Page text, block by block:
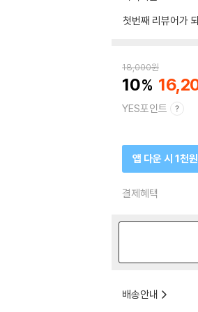
첫번째 리뷰어가
18,000원
10
YES포인트
앱 다운 시 1천
결제혜택
배송안내